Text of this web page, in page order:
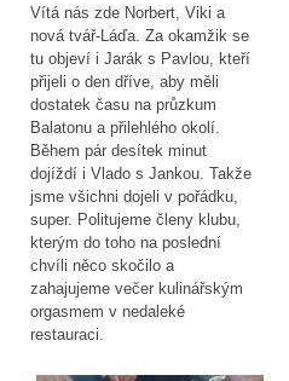
Vítá nás zde Norbert, Viki a
nová tvář-Láďa. Za okamžik se
tu objeví i Jarák s Pavlou, kteří
přijeli o den dříve, aby měli
dostatek času na průzkum
Balatonu a přilehlého okolí.
Během pár desítek minut
dojíždí i Vlado s Jankou. Takže
jsme všichni dojeli v pořádku,
super. Politujeme členy klubu,
kterým do toho na poslední
chvíli něco skočilo a
zahajujeme večer kulinářským
orgasmem v nedaleké
restauraci.